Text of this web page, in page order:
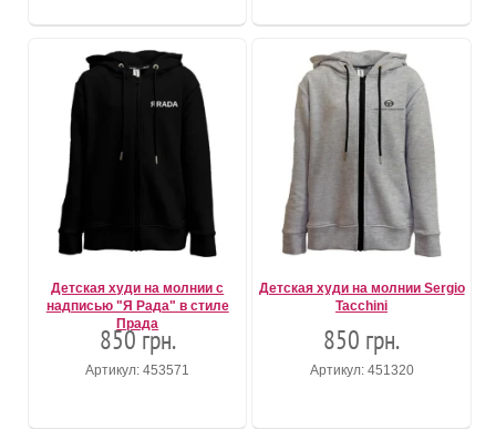
Детская худи на молнии с
надписью "Я Рада" в стиле
Прада
850 грн.
Артикул: 453571
Детская худи на молнии Sergio
Tacchini
850 грн.
Артикул: 451320